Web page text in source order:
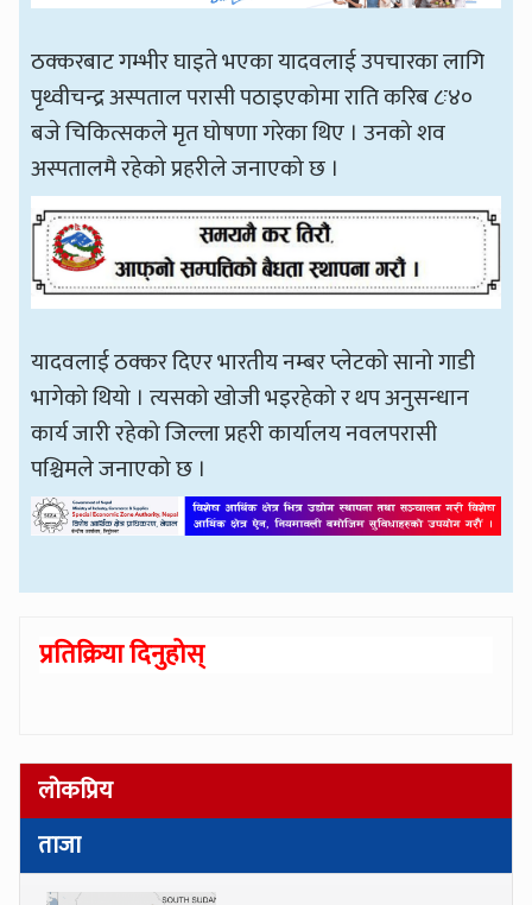
ठक्करबाट गम्भीर घाइते भएका यादवलाई उपचारका लागि
पृथ्वीचन्द्र अस्पताल परासी पठाइएकोमा राति करिब ८ः४०
बजे चिकित्सकले मृत घोषणा गरेका थिए । उनको शव
अस्पतालमै रहेको प्रहरीले जनाएको छ ।
यादवलाई ठक्कर दिएर भारतीय नम्बर प्लेटको सानो गाडी
भागेको थियो । त्यसको खोजी भइरहेको र थप अनुसन्धान
कार्य जारी रहेको जिल्ला प्रहरी कार्यालय नवलपरासी
पश्चिमले जनाएको छ ।
प्रतिक्रिया दिनुहोस्
लोकप्रिय
ताजा